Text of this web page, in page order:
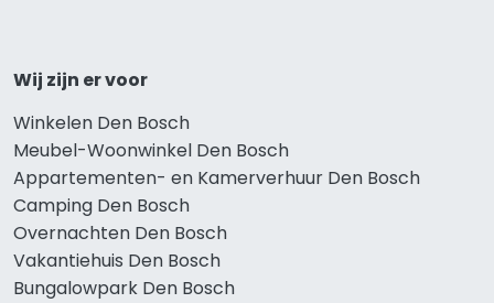
Wij zijn er voor
Winkelen Den Bosch
Meubel-Woonwinkel Den Bosch
Appartementen- en Kamerverhuur Den Bosch
Camping Den Bosch
Overnachten Den Bosch
Vakantiehuis Den Bosch
Bungalowpark Den Bosch